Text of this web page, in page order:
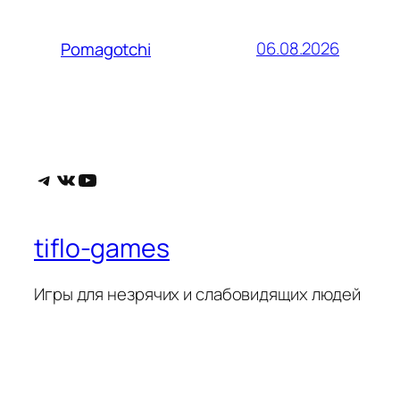
Pomagotchi 06.08.2026
Telegram
ВКонтакте
YouTube
tiflo-games
Игры для незрячих и слабовидящих людей